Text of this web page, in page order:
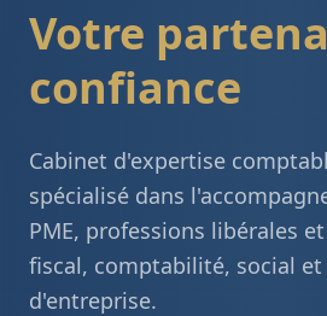
Expert-
Votre
confiance
Cabinet d'expertise
spécialisé dans
PME, professions libérales
fiscal, comptabilité, social
d'entreprise.